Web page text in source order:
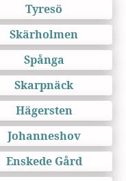
Tyresö
Skärholmen
Spånga
Skarpnäck
Hägersten
Johanneshov
Enskede Gård